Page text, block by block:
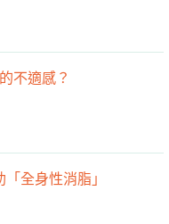
不適感？
全身性消脂」